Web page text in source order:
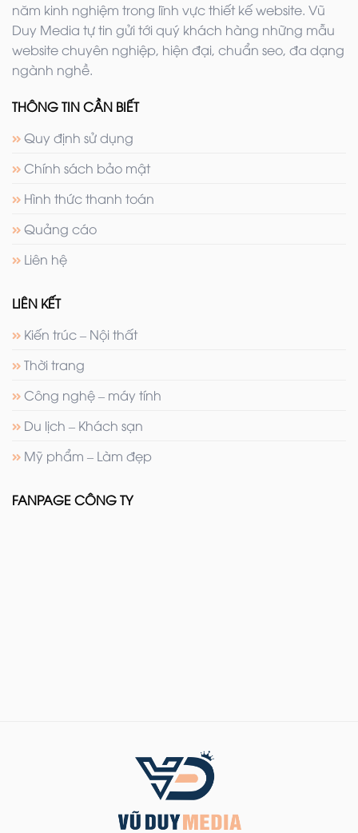
năm kinh nghiệm trong lĩnh vực thiết kế website. Vũ
Duy Media tự tin gửi tới quý khách hàng những mẫu
website chuyên nghiệp, hiện đại, chuẩn seo, đa dạng
ngành nghề.
THÔNG TIN CẦN BIẾT
Quy định sử dụng
Chính sách bảo mật
Hình thức thanh toán
Quảng cáo
Liên hệ
LIÊN KẾT
Kiến trúc – Nội thất
Thời trang
Công nghệ – máy tính
Du lịch – Khách sạn
Mỹ phẩm – Làm đẹp
FANPAGE CÔNG TY